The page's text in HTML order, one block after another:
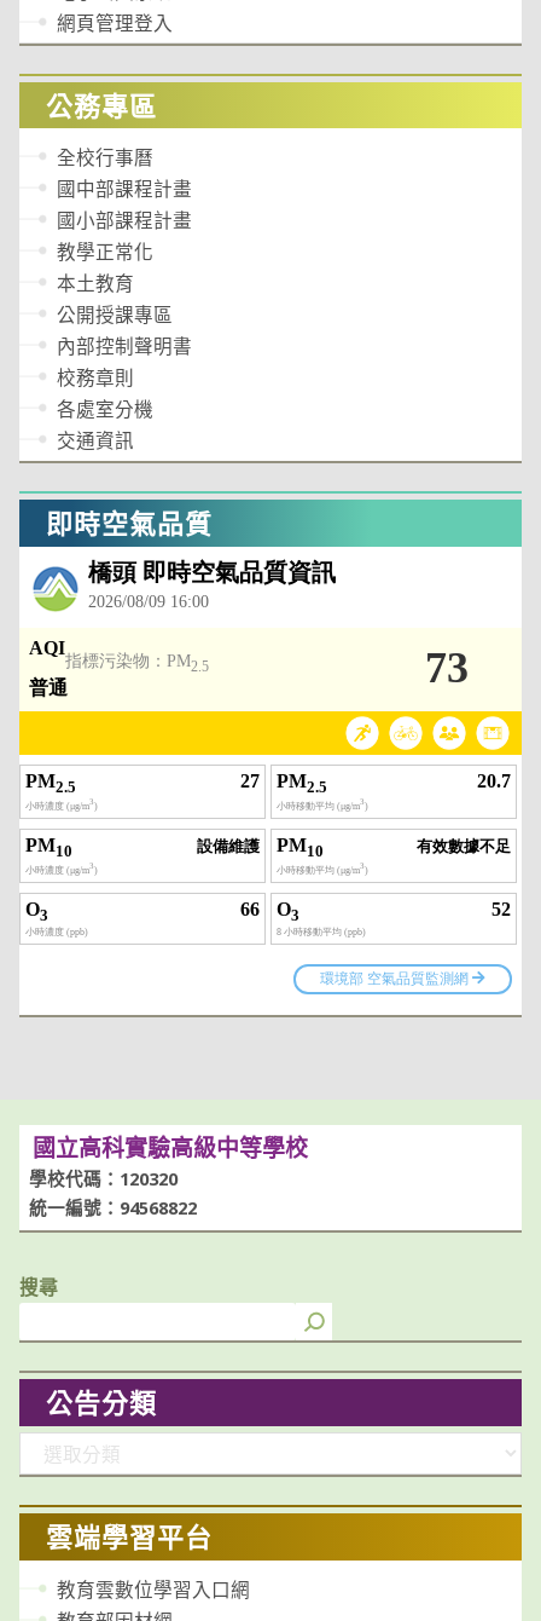
網頁管理登入
公務專區
全校行事曆
國中部課程計畫
國小部課程計畫
教學正常化
本土教育
公開授課專區
內部控制聲明書
校務章則
各處室分機
交通資訊
即時空氣品質
國立高科實驗高級中等學校
學校代碼：120320
統一編號：94568822
搜尋
公告分類
類
雲端學習平台
教育雲數位學習入口網